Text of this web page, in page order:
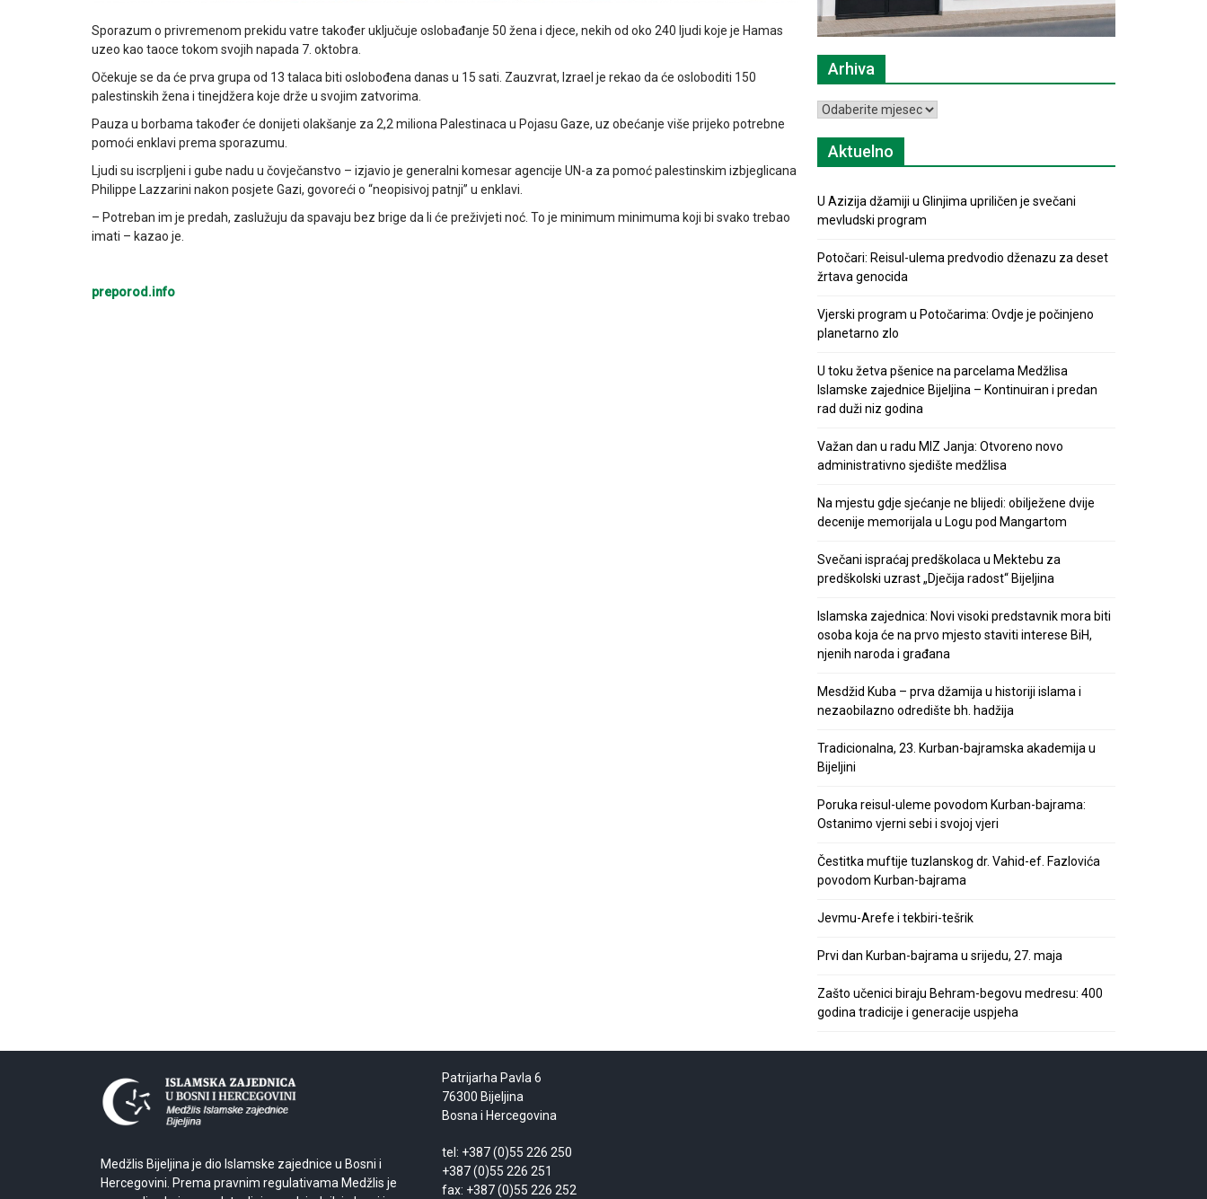
Sporazum o privremenom prekidu vatre također uključuje oslobađanje 50 žena i djece, nekih od oko 240 ljudi koje je Hamas
uzeo kao taoce tokom svojih napada 7. oktobra.
Očekuje se da će prva grupa od 13 talaca biti oslobođena danas u 15 sati. Zauzvrat, Izrael je rekao da će osloboditi 150
palestinskih žena i tinejdžera koje drže u svojim zatvorima.
Pauza u borbama također će donijeti olakšanje za 2,2 miliona Palestinaca u Pojasu Gaze, uz obećanje više prijeko potrebne
pomoći enklavi prema sporazumu.
Ljudi su iscrpljeni i gube nadu u čovječanstvo – izjavio je generalni komesar agencije UN-a za pomoć palestinskim izbjeglicana
Philippe Lazzarini nakon posjete Gazi, govoreći o “neopisivoj patnji” u enklavi.
– Potreban im je predah, zaslužuju da spavaju bez brige da li će preživjeti noć. To je minimum minimuma koji bi svako trebao
imati – kazao je.
preporod.info
Arhiva
Arhiva
Aktuelno
U Azizija džamiji u Glinjima upriličen je svečani
mevludski program
Potočari: Reisul-ulema predvodio dženazu za deset
žrtava genocida
Vjerski program u Potočarima: Ovdje je počinjeno
planetarno zlo
U toku žetva pšenice na parcelama Medžlisa
Islamske zajednice Bijeljina – Kontinuiran i predan
rad duži niz godina
Važan dan u radu MIZ Janja: Otvoreno novo
administrativno sjedište medžlisa
Na mjestu gdje sjećanje ne blijedi: obilježene dvije
decenije memorijala u Logu pod Mangartom
Svečani ispraćaj predškolaca u Mektebu za
predškolski uzrast „Dječija radost“ Bijeljina
Islamska zajednica: Novi visoki predstavnik mora biti
osoba koja će na prvo mjesto staviti interese BiH,
njenih naroda i građana
Mesdžid Kuba – prva džamija u historiji islama i
nezaobilazno odredište bh. hadžija
Tradicionalna, 23. Kurban-bajramska akademija u
Bijeljini
Poruka reisul-uleme povodom Kurban-bajrama:
Ostanimo vjerni sebi i svojoj vjeri
Čestitka muftije tuzlanskog dr. Vahid-ef. Fazlovića
povodom Kurban-bajrama
Jevmu-Arefe i tekbiri-tešrik
Prvi dan Kurban-bajrama u srijedu, 27. maja
Zašto učenici biraju Behram-begovu medresu: 400
godina tradicije i generacije uspjeha
Medžlis Bijeljina je dio Islamske zajednice u Bosni i
Hercegovini. Prema pravnim regulativama Medžlis je
Patrijarha Pavla 6
76300 Bijeljina
Bosna i Hercegovina
tel: +387 (0)55 226 250
+387 (0)55 226 251
fax: +387 (0)55 226 252